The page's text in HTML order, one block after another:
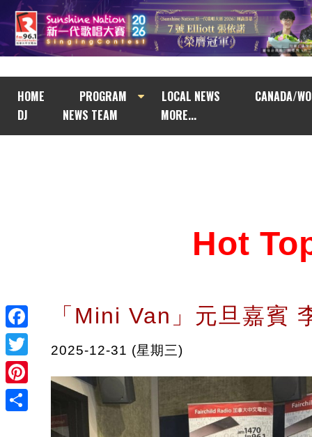
HOME PROGRAM LOCAL NEWS
CANADA/
DJ
NEWS TEAM MORE...
Facebook
Twitter
Pinterest
Hot
「Mini Van」元旦嘉賓
2025-12-31 (星期三)